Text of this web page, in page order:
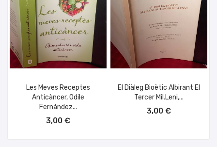
Les Meves Receptes
Anticàncer, Odile
Fernández...
3,00 €
El Diàleg Bioètic Albirant El
Tercer Mil.leni,...
3,00 €